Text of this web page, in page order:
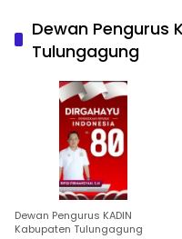
Dewan Pengurus
Tulungagung
Dewan Pengurus KADIN
Kabupaten Tulungagung